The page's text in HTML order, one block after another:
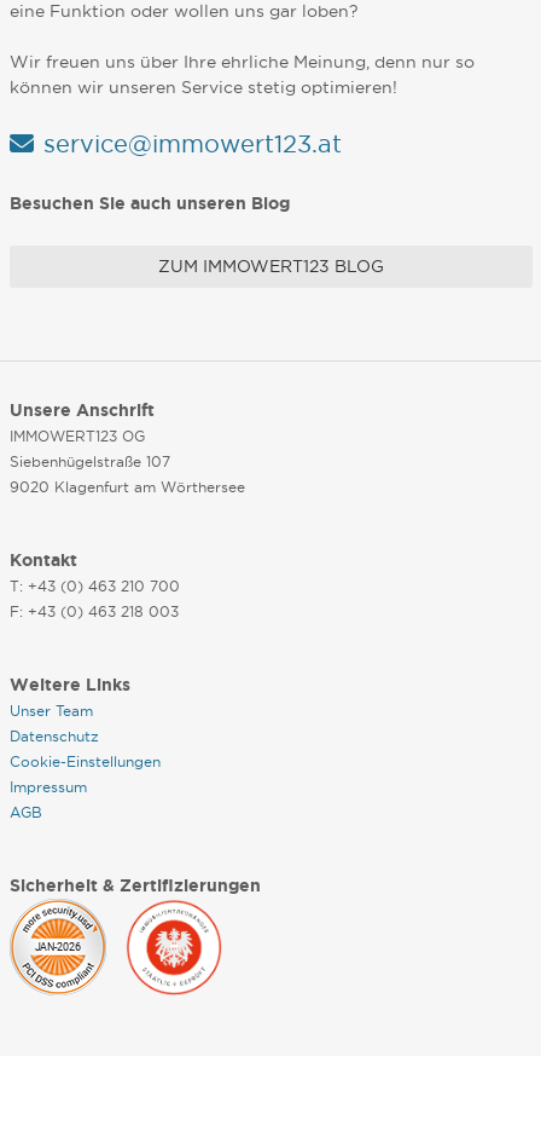
eine Funktion oder wollen uns gar loben?
Wir freuen uns über Ihre ehrliche Meinung, denn nur so
können wir unseren Service stetig optimieren!
service@immowert123.at
Besuchen Sie auch unseren Blog
ZUM IMMOWERT123 BLOG
Unsere Anschrift
IMMOWERT123 OG
Siebenhügelstraße 107
9020 Klagenfurt am Wörthersee
Kontakt
T: +43 (0) 463 210 700
F: +43 (0) 463 218 003
Weitere Links
Unser Team
Datenschutz
Cookie-Einstellungen
Impressum
AGB
Sicherheit & Zertifizierungen